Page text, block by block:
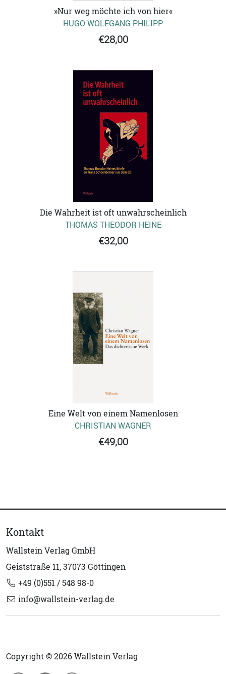
»Nur weg möchte ich von hier«
HUGO WOLFGANG PHILIPP
€28,00
Die Wahrheit ist oft unwahrscheinlich
THOMAS THEODOR HEINE
€32,00
Eine Welt von einem Namenlosen
CHRISTIAN WAGNER
€49,00
Kontakt
Wallstein Verlag GmbH
Geiststraße 11, 37073 Göttingen
+49 (0)551 / 548 98-0
info@wallstein-verlag.de
Copyright © 2026 Wallstein Verlag